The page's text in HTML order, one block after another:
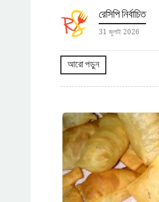
রেসিপি নির্বাচিত
31 জুলাই 2026
আরো পড়ুন